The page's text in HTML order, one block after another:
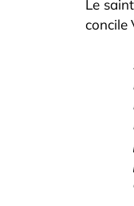
Le
concile